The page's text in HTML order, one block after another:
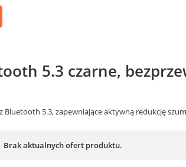
5.3 czarne,
Bluetooth 5.3, zapewniające aktywną redukcję
Brak aktualnych ofert produktu.